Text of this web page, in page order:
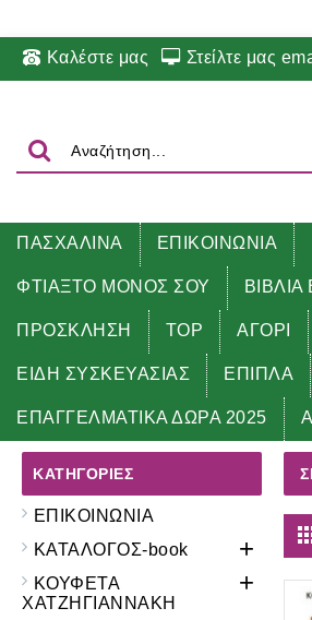
Καλέστε μας Στείλτε μας
ΠΑΣΧΑΛΙΝΑ ΕΠΙΚΟΙΝΩΝΙΑ
ΦΤΙΑΞΤΟ ΜΟΝΟΣ ΣΟΥ
ΠΡΟΣΚΛΗΣΗ TOP ΑΓΟΡΙ
ΕΙΔΗ ΣΥΣΚΕΥΑΣΙΑΣ ΕΠΙΠΛΑ
ΕΠΑΓΓΕΛΜΑΤΙΚΑ ΔΩΡΑ 2025
Αρχική ΘΕΜΑ ΣΚΙΟΥΡΟΣ -
ΚΑΤΗΓΟΡΊΕΣ
ΕΠΙΚΟΙΝΩΝΙΑ
ΚΑΤΑΛΟΓΟΣ-book
+
ΚΟΥΦΕΤΑ
ΧΑΤΖΗΓΙΑΝΝΑΚΗ
+